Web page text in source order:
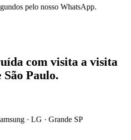
pelo nosso WhatsApp.
com visita a visita
São Paulo.
· LG · Grande SP